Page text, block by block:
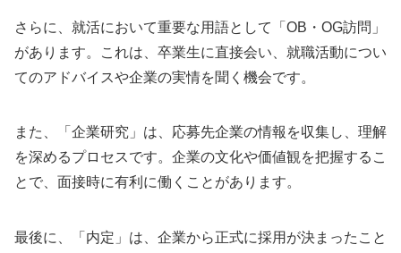
さらに、就活において重要な用語として「OB・OG訪問」
があります。これは、卒業生に直接会い、就職活動につい
てのアドバイスや企業の実情を聞く機会です。
また、「企業研究」は、応募先企業の情報を収集し、理解
を深めるプロセスです。企業の文化や価値観を把握するこ
とで、面接時に有利に働くことがあります。
最後に、「内定」は、企業から正式に採用が決まったこと